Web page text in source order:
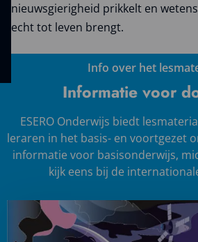
nieuwsgierigheid prikkelt en
echt tot leven brengt.
Info over het
Informatie voor
ESERO Onderwijs biedt
leraren in het basis- en voortgezet
informatie voor basisonderwijs,
kijk eens bij de
meer